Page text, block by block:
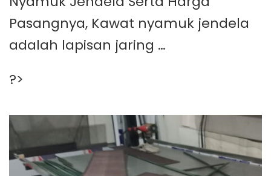
Pasangnya, Kawat nyamuk jendela
adalah lapisan jaring …
?>